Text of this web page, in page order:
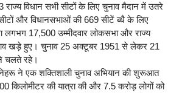
विधान सभी सीटों के लिए चुनाव मैदान में उतरे
और विधानसभाओं की 669 सीटें ब्धै के लिए
लगभग 17,500 उम्मीदवार लोकसभा और राज्य
खड़े हुए। चुनाव 25 अक्टूबर 1951 से लेकर 21
चलते रहे।
ने एक शक्तिशाली चुनाव अभियान की शुरूआत
किलोमीटर की यात्रा की और 7.5 करोड़ लोगों को